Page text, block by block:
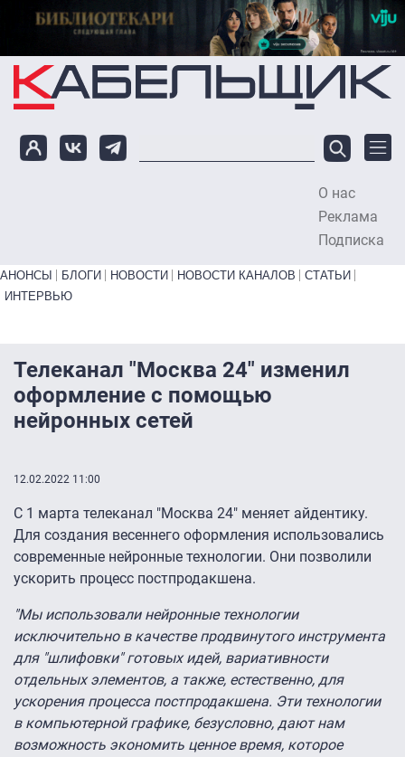
Перейти к основному содержанию
О нас
Реклама
Подписка
Primary links bottom
АНОНСЫ БЛОГИ НОВОСТИ НОВОСТИ КАНАЛОВ
СТАТЬИ
ИНТЕРВЬЮ
Телеканал "Москва 24" изменил
оформление с помощью
нейронных сетей
12.02.2022 11:00
С 1 марта телеканал "Москва 24" меняет айдентику.
Для создания весеннего оформления использовались
современные нейронные технологии. Они позволили
ускорить процесс постпродакшена.
"Мы использовали нейронные технологии
исключительно в качестве продвинутого инструмента
для "шлифовки" готовых идей, вариативности
отдельных элементов, а также, естественно, для
ускорения процесса постпродакшена. Эти технологии
в компьютерной графике, безусловно, дают нам
возможность экономить ценное время, которое